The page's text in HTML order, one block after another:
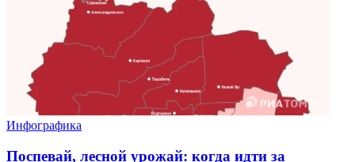
Инфографика
Поспевай, лесной урожай: когда идти за